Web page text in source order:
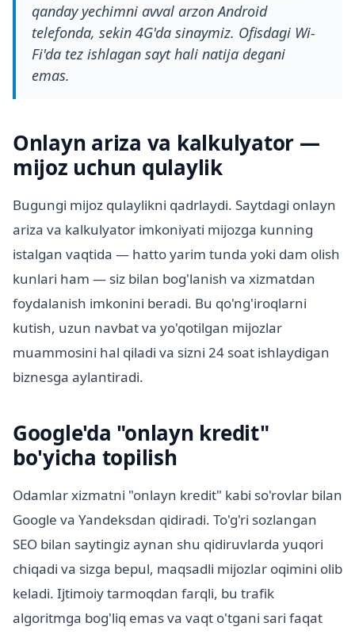
qanday yechimni avval arzon Android
telefonda, sekin 4G'da sinaymiz. Ofisdagi Wi-
Fi'da tez ishlagan sayt hali natija degani
emas.
Onlayn ariza va kalkulyator —
mijoz uchun qulaylik
Bugungi mijoz qulaylikni qadrlaydi. Saytdagi onlayn
ariza va kalkulyator imkoniyati mijozga kunning
istalgan vaqtida — hatto yarim tunda yoki dam olish
kunlari ham — siz bilan bog'lanish va xizmatdan
foydalanish imkonini beradi. Bu qo'ng'iroqlarni
kutish, uzun navbat va yo'qotilgan mijozlar
muammosini hal qiladi va sizni 24 soat ishlaydigan
biznesga aylantiradi.
Google'da "onlayn kredit"
bo'yicha topilish
Odamlar xizmatni "onlayn kredit" kabi so'rovlar bilan
Google va Yandeksdan qidiradi. To'g'ri sozlangan
SEO bilan saytingiz aynan shu qidiruvlarda yuqori
chiqadi va sizga bepul, maqsadli mijozlar oqimini olib
keladi. Ijtimoiy tarmoqdan farqli, bu trafik
algoritmga bog'liq emas va vaqt o'tgani sari faqat